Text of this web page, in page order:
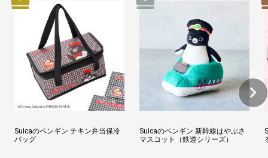
Suicaのペンギン チキン弁当保冷
バッグ
Suicaのペンギン 新幹線はやぶさ
マスコット（鉄道シリーズ）